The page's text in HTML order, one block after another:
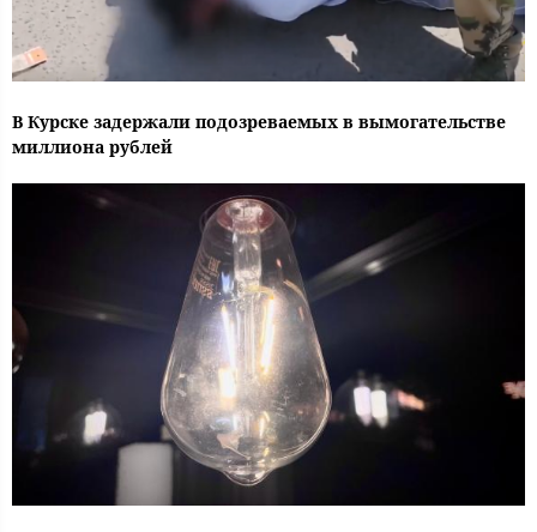
В Курске задержали подозреваемых в вымогательстве
миллиона рублей